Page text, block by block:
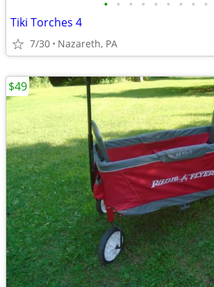
• • • • • • • • •
Tiki Torches 4
7/30 Nazareth, PA
$49